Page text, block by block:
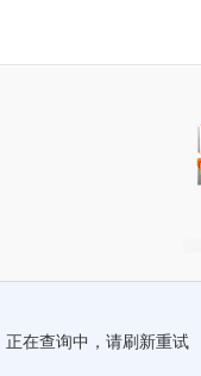
正在查询中，请刷新重试